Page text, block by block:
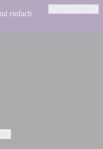
einfach